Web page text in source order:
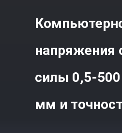
напряжения
силы 0,5-
мм и